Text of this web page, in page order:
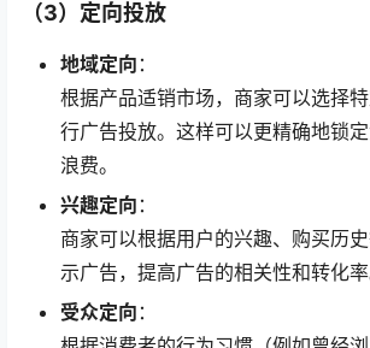
（3）定向投放
地域定向 ：
根据产品适销市场，商家可以选择
行广告投放。这样可以更精确地锁
浪费。
兴趣定向 ：
商家可以根据用户的兴趣、购买历
示广告，提高广告的相关性和转化率
受众定向 ：